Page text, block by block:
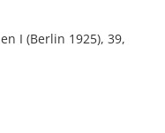
I (Berlin 1925), 39,